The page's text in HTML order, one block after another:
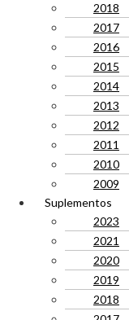
2018
2017
2016
2015
2014
2013
2012
2011
2010
2009
Suplementos
2023
2021
2020
2019
2018